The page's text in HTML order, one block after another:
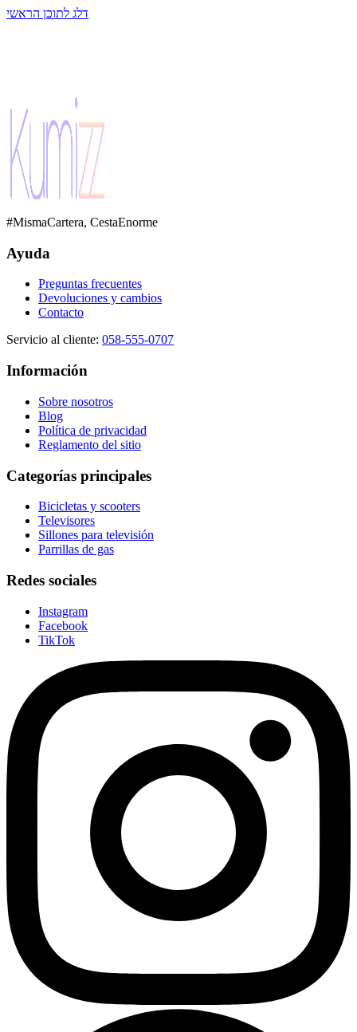
דלג לתוכן הראשי
#MismaCartera, CestaEnorme
Ayuda
Preguntas frecuentes
Devoluciones y cambios
Contacto
Servicio al cliente: 058-555-0707
Información
Sobre nosotros
Blog
Política de privacidad
Reglamento del sitio
Categorías principales
Bicicletas y scooters
Televisores
Sillones para televisión
Parrillas de gas
Redes sociales
Instagram
Facebook
TikTok